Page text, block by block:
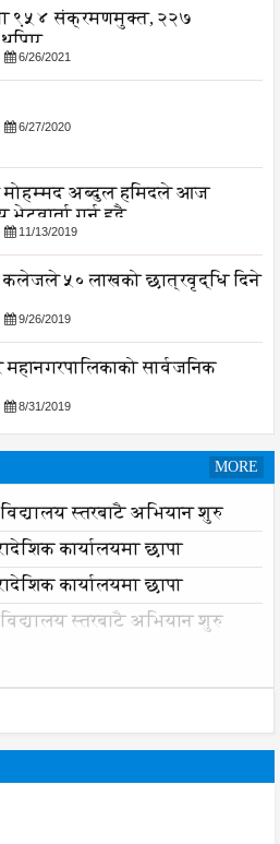
९५४ संक्रमणमुक्त, २२७
6/26/2021
6/27/2020
मोहम्मद अब्दुल हमिदले आज
भेटवार्ता गर्नु हुदै,
11/13/2019
कलेजले ५० लाखको छात्रवृद्धि दिने
9/26/2019
महानगरपालिकाको सार्वजनिक
8/31/2019
MORE
महानगरको बजेट पुस्तिका,
सुरु
स्तरबाटै अभियान शुरु
कार्यालयमा छापा
कार्यालयमा छापा